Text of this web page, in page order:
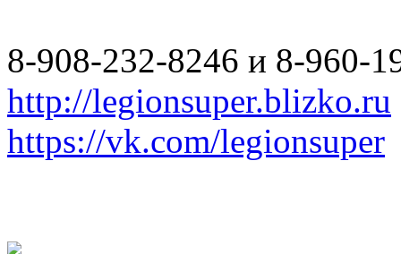
8-908-232-8246 и 8-960-
http://legionsuper.blizko.ru
https://vk.com/legionsuper